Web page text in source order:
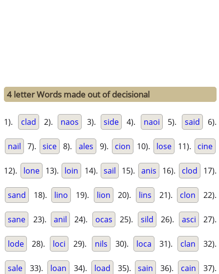
4 letter Words made out of decisional
1). clad 2). naos 3). side 4). naoi 5). said 6).
nail 7). sice 8). ales 9). cion 10). lose 11). cine
12). lone 13). loin 14). sail 15). anis 16). clod 17).
sand 18). lino 19). lion 20). lins 21). clon 22).
sane 23). anil 24). ocas 25). sild 26). asci 27).
lode 28). loci 29). nils 30). loca 31). clan 32).
sale 33). loan 34). load 35). sain 36). cain 37).